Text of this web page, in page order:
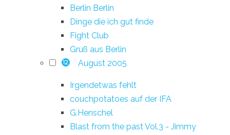
Berlin Berlin
Dinge die ich gut finde
Fight Club
Gruß aus Berlin
12 August 2005
Irgendetwas fehlt
couchpotatoes auf der IFA
G.Henschel
Blast from the past Vol.3 - Jimmy